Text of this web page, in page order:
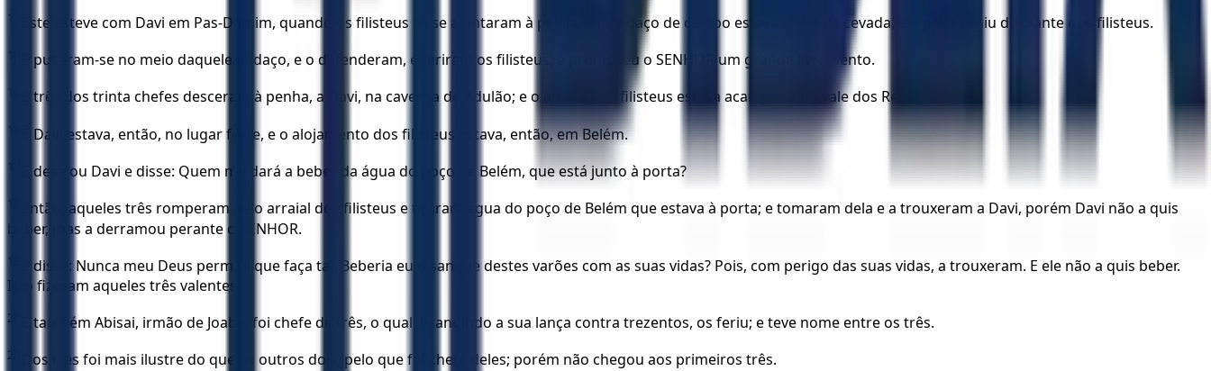
13 Este esteve com Davi em Pas-Damim, quando os filisteus ali se ajuntaram à peleja, e o pedaço de campo estava cheio de cevada, e o povo fugiu de diante dos filisteus.
14 E puseram-se no meio daquele pedaço, e o defenderam, e feriram os filisteus; e promoveu o SENHOR um grande livramento.
15 E três dos trinta chefes desceram à penha, a Davi, na caverna de Adulão; e o arraial dos filisteus estava acampado no vale dos Refains.
16 E Davi estava, então, no lugar forte, e o alojamento dos filisteus estava, então, em Belém.
17 E desejou Davi e disse: Quem me dará a beber da água do poço de Belém, que está junto à porta?
18
Então, aqueles três romperam pelo arraial dos filisteus e tiraram água do poço de Belém que estava à porta; e tomaram dela e a trouxeram a Davi, porém Davi não a quis
beber, mas a derramou perante o SENHOR.
19
E disse: Nunca meu Deus permita que faça tal! Beberia eu o sangue destes varões com as suas vidas? Pois, com perigo das suas vidas, a trouxeram. E ele não a quis beber.
Isto fizeram aqueles três valentes.
20 E também Abisai, irmão de Joabe, foi chefe de três, o qual, brandindo a sua lança contra trezentos, os feriu; e teve nome entre os três.
21 Dos três foi mais ilustre do que os outros dois, pelo que foi chefe deles; porém não chegou aos primeiros três.